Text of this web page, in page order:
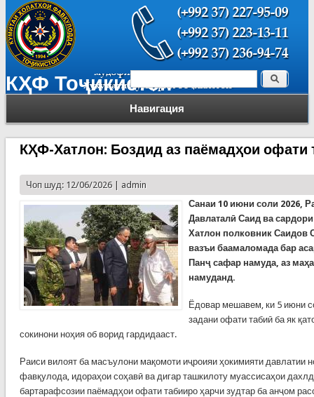
КҲФ Тоҷикистон
Навигация
Форма поиска Поиск
КҲФ-Хатлон: Боздид аз паёмадҳои офати
Чоп шуд: 12/06/2026 | admin
Санаи 10 июни соли 2026,
Давлаталӣ Саид ва
Хатлон полковник Саидов
вазъи баамаломада бар
Панҷ сафар намуда, аз
намуданд.
Ёдовар мешавем, ки 5 июни
задани офати табиӣ ба як
сокинони ноҳия об ворид гардидааст.
Раиси вилоят ба масъулони мақомоти иҷроияи ҳокимияти давлатии
фавқулода, идораҳои соҳавӣ ва дигар ташкилоту муассисаҳои
бартарафсозии паёмадҳои офати табииро ҳарчи зудтар ба анҷом